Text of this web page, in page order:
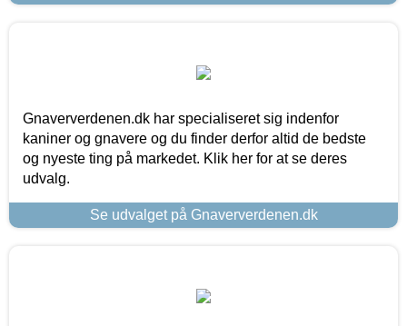
Gnaververdenen.dk har specialiseret sig indenfor
kaniner og gnavere og du finder derfor altid de bedste
og nyeste ting på markedet. Klik her for at se deres
udvalg.
Se udvalget på Gnaververdenen.dk